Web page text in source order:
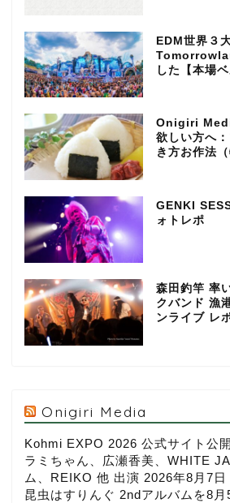
EDM世界３
した【本場
Onigiri
欲しい方へ
き方お作法（
GENKI
ォトレポ
森田釣竿 率
クバンド 漁
ンライブ レ
Onigiri Media
Kohmi EXPO 2026 公式サイト公
ラミちゃん、広瀬香美、WHITE
ム、REIKO 他 出演 2026年8月7日
昆虫はすりんぐ 2ndアルバムを8月